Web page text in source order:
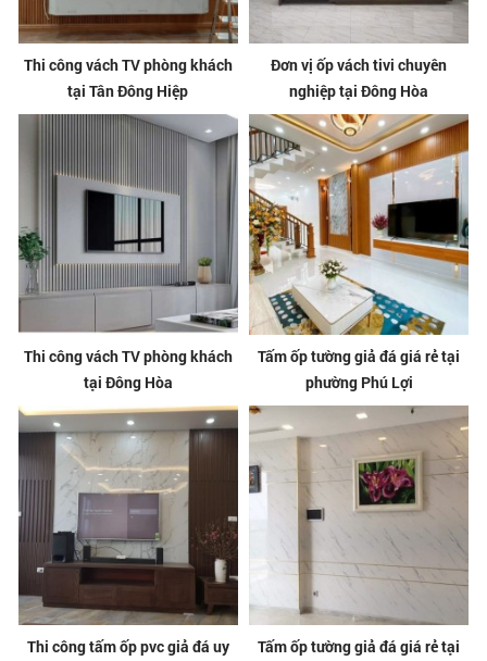
Thi công vách TV phòng khách
tại Tân Đông Hiệp
Đơn vị ốp vách tivi chuyên
nghiệp tại Đông Hòa
Thi công vách TV phòng khách
tại Đông Hòa
Tấm ốp tường giả đá giá rẻ tại
phường Phú Lợi
Thi công tấm ốp pvc giả đá uy
Tấm ốp tường giả đá giá rẻ tại